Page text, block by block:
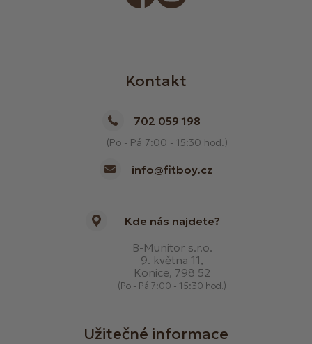
Kontakt
702 059 198
(Po - Pá 7:00 - 15:30 hod.)
info@fitboy.cz
Kde nás najdete?
B-Munitor s.r.o.
9. května 11,
Konice, 798 52
(Po - Pá 7:00 - 15:30 hod.)
Užitečné informace